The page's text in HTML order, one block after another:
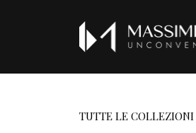
TUTTE LE COLLEZIONI